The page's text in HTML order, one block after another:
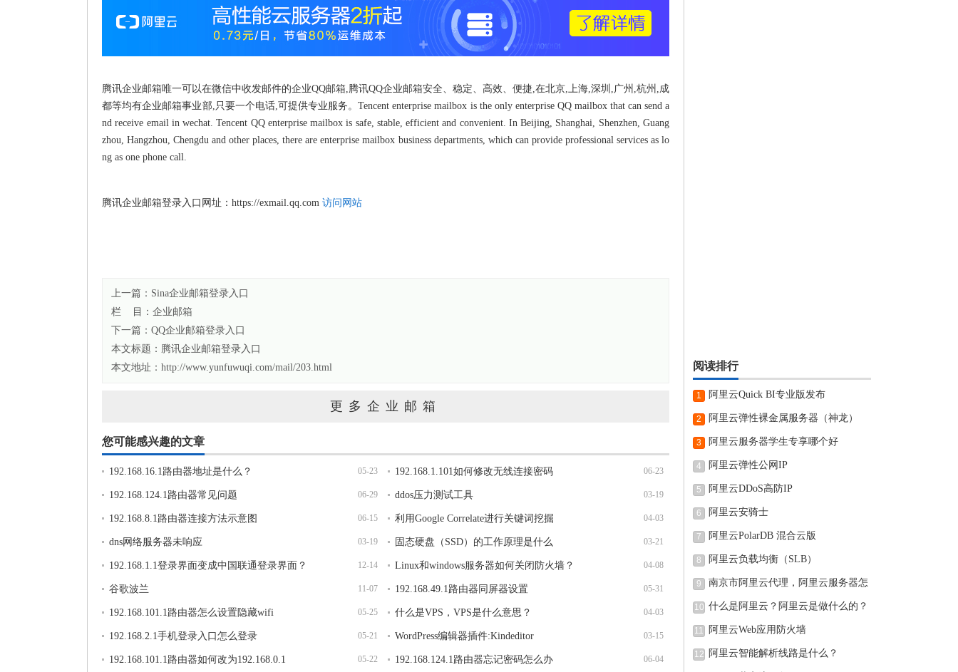
腾讯企业邮箱唯一可以在微信中收发邮件的企业QQ邮箱,腾讯QQ企业邮箱安全、稳定、高效、便捷,在北京,上海,深圳,广州,杭州,成
都等均有企业邮箱事业部,只要一个电话,可提供专业服务。Tencent enterprise mailbox is the only enterprise QQ mailbox that can send a
nd receive email in wechat. Tencent QQ enterprise mailbox is safe, stable, efficient and convenient. In Beijing, Shanghai, Shenzhen, Guang
zhou, Hangzhou, Chengdu and other places, there are enterprise mailbox business departments, which can provide professional services as lo
ng as one phone call.
腾讯企业邮箱登录入口网址：https://exmail.qq.com 访问网站
上一篇： Sina企业邮箱登录入口
栏 目： 企业邮箱
下一篇： QQ企业邮箱登录入口
本文标题： 腾讯企业邮箱登录入口
本文地址：http://www.yunfuwuqi.com/mail/203.html
更多企业邮箱
您可能感兴趣的文章
05-23
192.168.16.1路由器地址是什么？ 06-23
192.168.1.101如何修改无线连接密码
06-29
192.168.124.1路由器常见问题 03-19
ddos压力测试工具
06-15
192.168.8.1路由器连接方法示意图 04-03
利用Google Correlate进行关键词挖掘
03-19
dns网络服务器未响应 03-21
固态硬盘（SSD）的工作原理是什么
12-14
192.168.1.1登录界面变成中国联通登录界面？ 04-08
Linux和windows服务器如何关闭防火墙？
11-07
谷歌波兰 05-31
192.168.49.1路由器同屏器设置
05-25
192.168.101.1路由器怎么设置隐藏wifi 04-03
什么是VPS，VPS是什么意思？
05-21
192.168.2.1手机登录入口怎么登录 03-15
WordPress编辑器插件:Kindeditor
05-22
192.168.101.1路由器如何改为192.168.0.1 06-04
192.168.124.1路由器忘记密码怎么办
阅读排行
1 阿里云Quick BI专业版发布
2 阿里云弹性裸金属服务器（神龙）
3 阿里云服务器学生专享哪个好
4 阿里云弹性公网IP
5 阿里云DDoS高防IP
6 阿里云安骑士
7 阿里云PolarDB 混合云版
8 阿里云负载均衡（SLB）
9 南京市阿里云代理，阿里云服务器怎
10 什么是阿里云？阿里云是做什么的？
11 阿里云Web应用防火墙
12 阿里云智能解析线路是什么？